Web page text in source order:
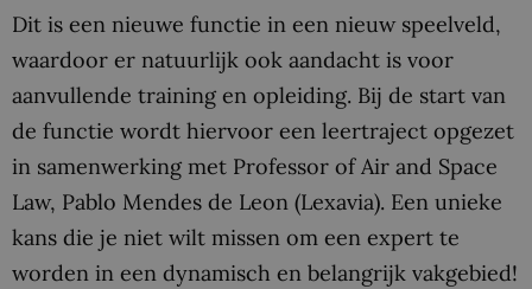
Dit is een nieuwe functie in een nieuw speelveld,
waardoor er natuurlijk ook aandacht is voor
aanvullende training en opleiding. Bij de start van
de functie wordt hiervoor een leertraject opgezet
in samenwerking met Professor of Air and Space
Law, Pablo Mendes de Leon (Lexavia). Een unieke
kans die je niet wilt missen om een expert te
worden in een dynamisch en belangrijk vakgebied!